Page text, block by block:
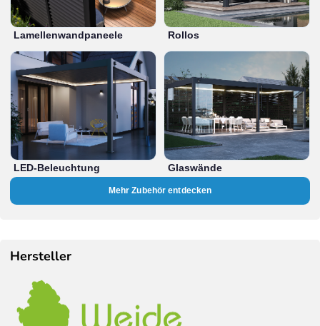
Lamellenwandpaneele Rollos
LED-Beleuchtung Glaswände
Mehr Zubehör entdecken
Hersteller